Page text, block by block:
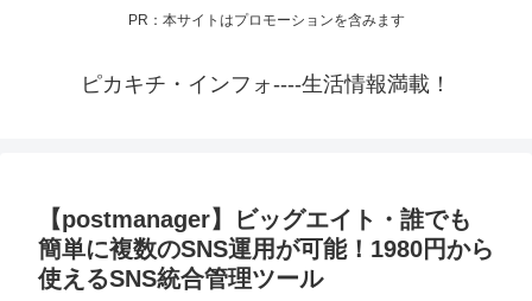
PR：本サイトはプロモーションを含みます
ピカキチ・インフォ----生活情報満載！
【postmanager】ビッグエイト・誰でも
簡単に複数のSNS運用が可能！1980円から
使えるSNS統合管理ツール